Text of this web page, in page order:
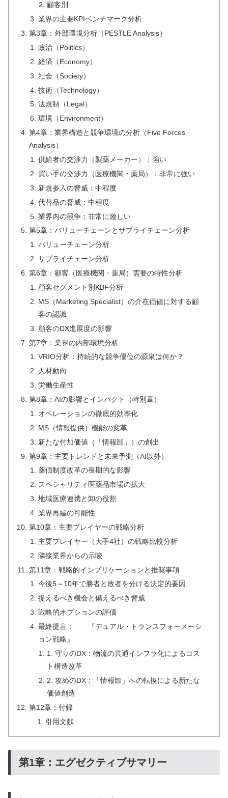
顧客別
業界の主要KPIベンチマーク分析
第3章：外部環境分析（PESTLE Analysis）
政治（Politics）
経済（Economy）
社会（Society）
技術（Technology）
法規制（Legal）
環境（Environment）
第4章：業界構造と競争環境の分析（Five Forces
Analysis）
供給者の交渉力（製薬メーカー）：強い
買い手の交渉力（医療機関・薬局）：非常に強い
新規参入の脅威：中程度
代替品の脅威：中程度
業界内の競争：非常に激しい
第5章：バリューチェーンとサプライチェーン分析
バリューチェーン分析
サプライチェーン分析
第6章：顧客（医療機関・薬局）需要の特性分析
顧客セグメント別KBF分析
MS（Marketing Specialist）の介在価値に対する顧
客の認識
顧客のDX進展度の影響
第7章：業界の内部環境分析
VRIO分析：持続的な競争優位の源泉は何か？
人材動向
労働生産性
第8章：AIの影響とインパクト（特別章）
オペレーションの徹底的効率化
MS（情報提供）機能の変革
新たな付加価値（「情報卸」）の創出
第9章：主要トレンドと未来予測（AI以外）
薬価制度改革の長期的な影響
スペシャリティ医薬品市場の拡大
地域医療連携と卸の役割
業界再編の可能性
第10章：主要プレイヤーの戦略分析
主要プレイヤー（大手4社）の戦略比較分析
隣接業界からの示唆
第11章：戦略的インプリケーションと推奨事項
今後5～10年で勝者と敗者を分ける決定的要因
捉えるべき機会と備えるべき脅威
戦略的オプションの評価
最終提言： 『デュアル・トランスフォーメーシ
ョン戦略』
1. 守りのDX：物流の共通インフラ化によるコス
ト構造改革
2. 攻めのDX：「情報卸」への転換による新たな
価値創造
第12章：付録
引用文献
第1章：エグゼクティブサマリー